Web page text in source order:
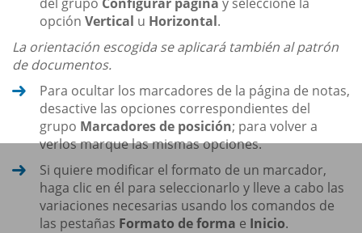
opción Vertical u Horizontal.
La orientación escogida se aplicará también al patrón
de documentos.
Para ocultar los marcadores de la página de notas,
desactive las opciones correspondientes del
grupo Marcadores de posición; para volver a
verlos marque las mismas opciones.
Si quiere modificar el formato de un marcador,
haga clic en él para seleccionarlo y lleve a cabo las
variaciones necesarias usando los comandos de
las pestañas Formato de forma e Inicio.